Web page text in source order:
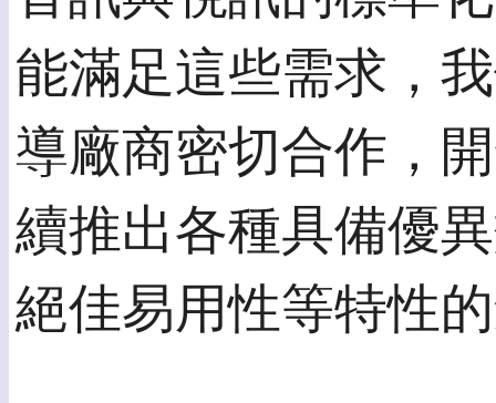
能滿足這些需求，
導廠商密切合作，
續推出各種具備優
絕佳易用性等特性